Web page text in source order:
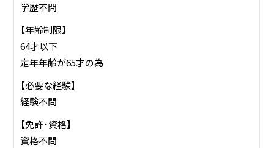
学歴不問
【年齢制限】
64才以下
定年年齢が65才の為
【必要な経験】
経験不問
【免許・資格】
資格不問